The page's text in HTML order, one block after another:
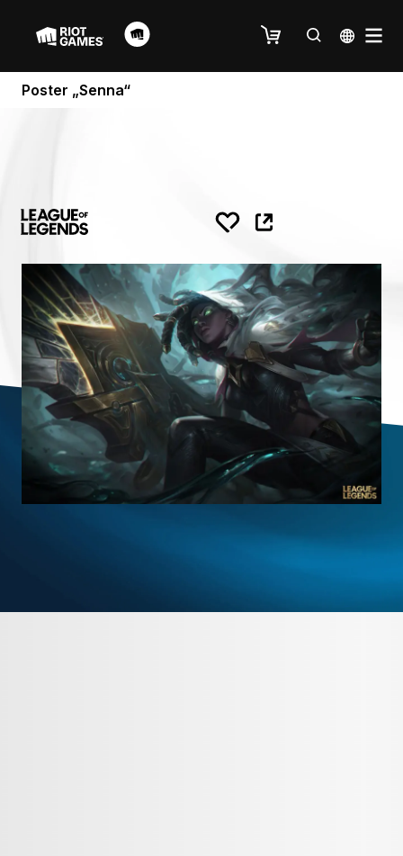
Poster „Senna“